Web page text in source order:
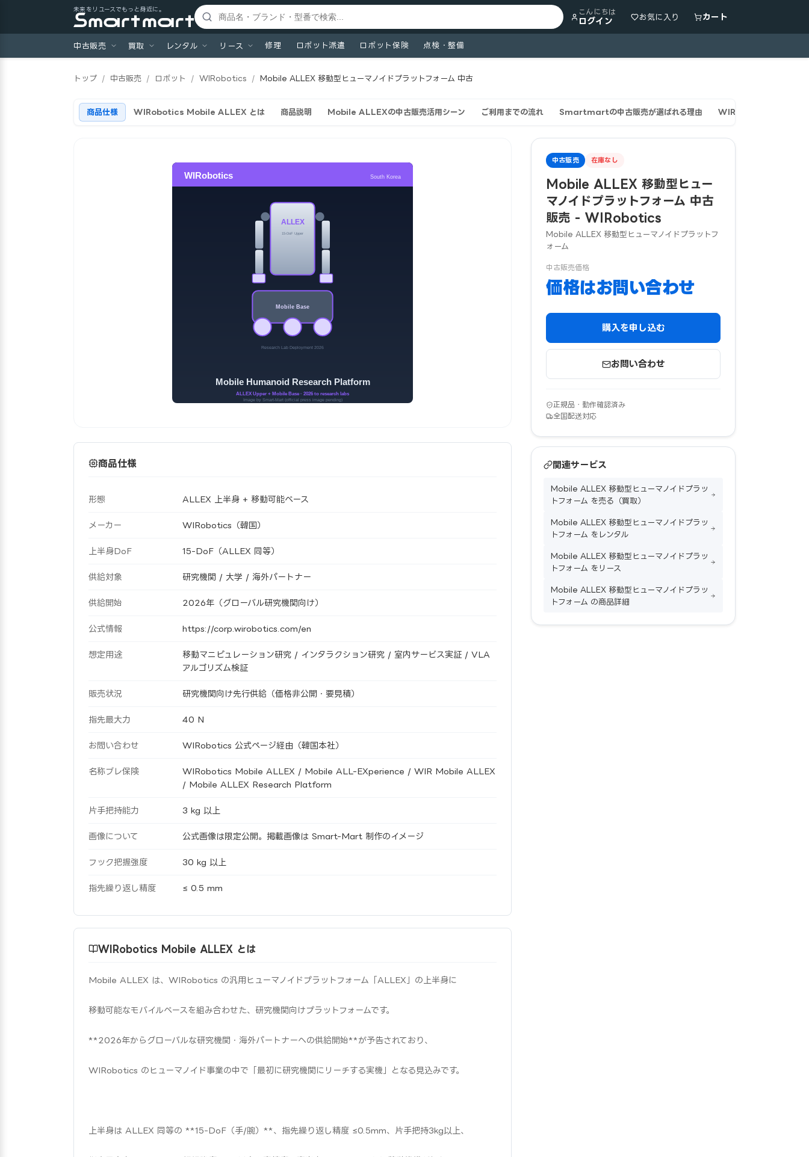
未来をリユースでもっと身近に。 こんにちは
ログイン お気に入り カート
中古販売 買取 レンタル リース 修理 ロボット派遣 ロボット保険 点検・整備
トップ / 中古販売 / ロボット / WIRobotics / Mobile ALLEX 移動型ヒューマノイドプラットフォーム 中古
商品仕様 WIRobotics Mobile ALLEX とは 商品説明 Mobile ALLEXの中古販売活用シーン ご利用までの流れ Smartmartの中古販売が選ばれる理由 WIRobotics Mobile
商品仕様
形態 ALLEX 上半身 + 移動可能ベース
メーカー WIRobotics（韓国）
上半身DoF 15-DoF（ALLEX 同等）
供給対象 研究機関 / 大学 / 海外パートナー
供給開始 2026年（グローバル研究機関向け）
公式情報 https://corp.wirobotics.com/en
想定用途
移動マニピュレーション研究 / インタラクション研究 / 室内サービス実証 / VLA
アルゴリズム検証
販売状況 研究機関向け先行供給（価格非公開・要見積）
指先最大力 40 N
お問い合わせ WIRobotics 公式ページ経由（韓国本社）
名称ブレ保険
WIRobotics Mobile ALLEX / Mobile ALL-EXperience / WIR Mobile ALLEX
/ Mobile ALLEX Research Platform
片手把持能力 3 kg 以上
画像について 公式画像は限定公開。掲載画像は Smart-Mart 制作のイメージ
フック把握強度 30 kg 以上
指先繰り返し精度 ≤ 0.5 mm
WIRobotics Mobile ALLEX とは
Mobile ALLEX は、WIRobotics の汎用ヒューマノイドプラットフォーム「ALLEX」の上半身に
移動可能なモバイルベースを組み合わせた、研究機関向けプラットフォームです。
**2026年からグローバルな研究機関・海外パートナーへの供給開始**が予告されており、
WIRobotics のヒューマノイド事業の中で「最初に研究機関にリーチする実機」となる見込みです。
上半身は ALLEX 同等の **15-DoF（手/腕）**、指先繰り返し精度 ≤0.5mm、片手把持3kg以上、
中古販売 在庫なし
Mobile ALLEX 移動型ヒュー
マノイドプラットフォーム 中古
販売 - WIRobotics
Mobile ALLEX 移動型ヒューマノイドプラットフ
ォーム
中古販売価格
価格はお問い合わせ
購入を申し込む
お問い合わせ
正規品・動作確認済み
全国配送対応
関連サービス
Mobile ALLEX 移動型ヒューマノイドプラッ
トフォーム を売る（買取）
Mobile ALLEX 移動型ヒューマノイドプラッ
トフォーム をレンタル
Mobile ALLEX 移動型ヒューマノイドプラッ
トフォーム をリース
Mobile ALLEX 移動型ヒューマノイドプラッ
トフォーム の商品詳細